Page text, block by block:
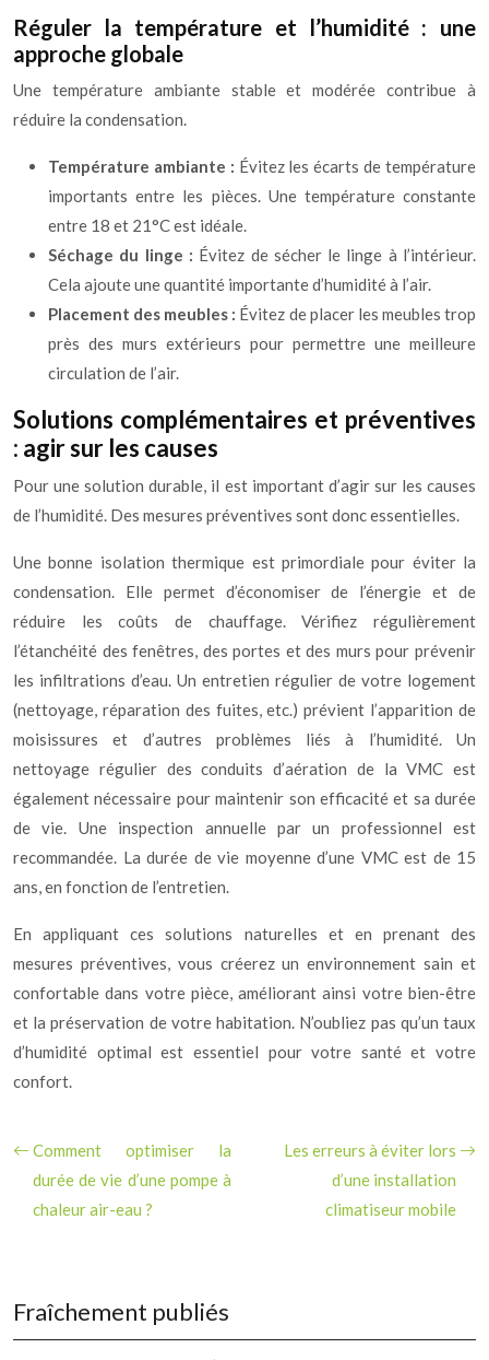
Réguler la température et l’humidité : une
approche globale
Une température ambiante stable et modérée contribue à
réduire la condensation.
Température ambiante : Évitez les écarts de température
importants entre les pièces. Une température constante
entre 18 et 21°C est idéale.
Séchage du linge : Évitez de sécher le linge à l’intérieur.
Cela ajoute une quantité importante d’humidité à l’air.
Placement des meubles : Évitez de placer les meubles trop
près des murs extérieurs pour permettre une meilleure
circulation de l’air.
Solutions complémentaires et préventives
: agir sur les causes
Pour une solution durable, il est important d’agir sur les causes
de l’humidité. Des mesures préventives sont donc essentielles.
Une bonne isolation thermique est primordiale pour éviter la
condensation. Elle permet d’économiser de l’énergie et de
réduire les coûts de chauffage. Vérifiez régulièrement
l’étanchéité des fenêtres, des portes et des murs pour prévenir
les infiltrations d’eau. Un entretien régulier de votre logement
(nettoyage, réparation des fuites, etc.) prévient l’apparition de
moisissures et d’autres problèmes liés à l’humidité. Un
nettoyage régulier des conduits d’aération de la VMC est
également nécessaire pour maintenir son efficacité et sa durée
de vie. Une inspection annuelle par un professionnel est
recommandée. La durée de vie moyenne d’une VMC est de 15
ans, en fonction de l’entretien.
En appliquant ces solutions naturelles et en prenant des
mesures préventives, vous créerez un environnement sain et
confortable dans votre pièce, améliorant ainsi votre bien-être
et la préservation de votre habitation. N’oubliez pas qu’un taux
d’humidité optimal est essentiel pour votre santé et votre
confort.
Comment optimiser la
durée de vie d’une pompe à
chaleur air-eau ?
Les erreurs à éviter lors
d’une installation
climatiseur mobile
Fraîchement publiés